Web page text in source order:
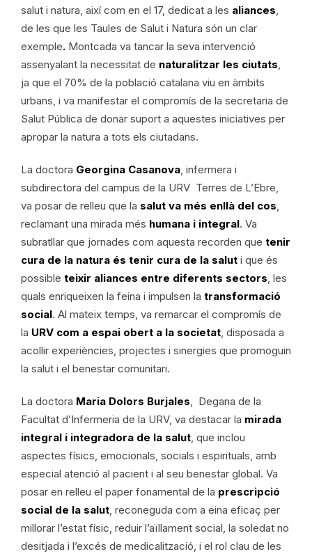
salut i natura, així com en el 17, dedicat a les aliances,
de les que les Taules de Salut i Natura són un clar
exemple. Montcada va tancar la seva intervenció
assenyalant la necessitat de naturalitzar les ciutats,
ja que el 70% de la població catalana viu en àmbits
urbans, i va manifestar el compromís de la secretaria de
Salut Pública de donar suport a aquestes iniciatives per
apropar la natura a tots els ciutadans.
La doctora Georgina Casanova, infermera i
subdirectora del campus de la URV Terres de L’Ebre,
va posar de relleu que la salut va més enllà del cos,
reclamant una mirada més humana i integral. Va
subratllar que jornades com aquesta recorden que tenir
cura de la natura és tenir cura de la salut i que és
possible teixir aliances entre diferents sectors, les
quals enriqueixen la feina i impulsen la transformació
social. Al mateix temps, va remarcar el compromís de
la URV com a espai obert a la societat, disposada a
acollir experiències, projectes i sinergies que promoguin
la salut i el benestar comunitari.
La doctora Maria Dolors Burjales, Degana de la
Facultat d’Infermeria de la URV, va destacar la mirada
integral i integradora de la salut, que inclou
aspectes físics, emocionals, socials i espirituals, amb
especial atenció al pacient i al seu benestar global. Va
posar en relleu el paper fonamental de la prescripció
social de la salut, reconeguda com a eina eficaç per
millorar l’estat físic, reduir l’aïllament social, la soledat no
desitjada i l’excés de medicalització, i el rol clau de les